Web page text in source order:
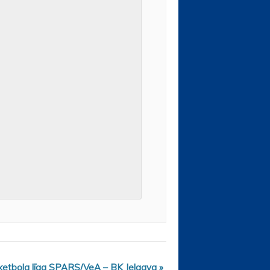
līga SPARS/VeA – BK Jelgava »